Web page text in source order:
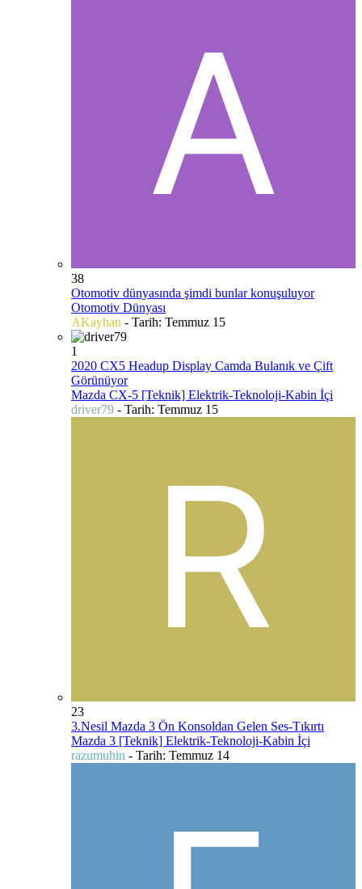
38
Otomotiv dünyasında şimdi bunlar konuşuluyor
Otomotiv Dünyası
AKayhan - Tarih: Temmuz 15
1
2020 CX5 Headup Display Camda Bulanık ve Çift
Görünüyor
Mazda CX-5 [Teknik] Elektrik-Teknoloji-Kabin İçi
driver79 - Tarih: Temmuz 15
23
3.Nesil Mazda 3 Ön Konsoldan Gelen Ses-Tıkırtı
Mazda 3 [Teknik] Elektrik-Teknoloji-Kabin İçi
razumuhin - Tarih: Temmuz 14